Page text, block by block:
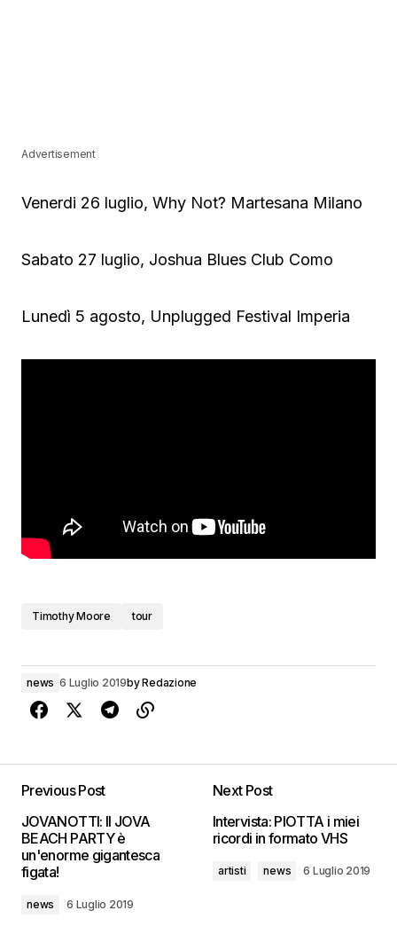
Advertisement
Venerdi 26 luglio, Why Not? Martesana Milano
Sabato 27 luglio, Joshua Blues Club Como
Lunedì 5 agosto, Unplugged Festival Imperia
Timothy Moore tour
news 6 Luglio 2019byRedazione
Previous Post
JOVANOTTI: ll JOVA
BEACH PARTY è
un'enorme gigantesca
figata!
news 6 Luglio 2019
Next Post
Intervista: PIOTTA i miei
ricordi in formato VHS
artisti news 6 Luglio 2019